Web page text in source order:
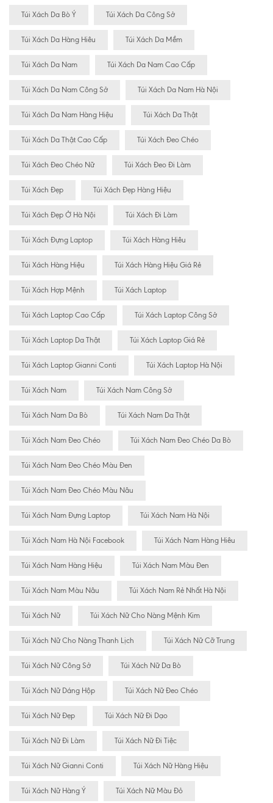
Túi Xách Da Bò Ý Túi Xách Da Công Sở
Túi Xách Da Hàng Hiêu Túi Xách Da Mềm
Túi Xách Da Nam Túi Xách Da Nam Cao Cấp
Túi Xách Da Nam Công Sở Túi Xách Da Nam Hà Nội
Túi Xách Da Nam Hàng Hiệu Túi Xách Da Thật
Túi Xách Da Thật Cao Cấp Túi Xách Đeo Chéo
Túi Xách Đeo Chéo Nữ Túi Xách Đeo Đi Làm
Túi Xách Đẹp Túi Xách Đẹp Hàng Hiệu
Túi Xách Đẹp Ở Hà Nội Túi Xách Đi Làm
Túi Xách Đựng Laptop Túi Xách Hàng Hiêu
Túi Xách Hàng Hiệu Túi Xách Hàng Hiệu Giá Rẻ
Túi Xách Hợp Mệnh Túi Xách Laptop
Túi Xách Laptop Cao Cấp Túi Xách Laptop Công Sở
Túi Xách Laptop Da Thật Túi Xách Laptop Giá Rẻ
Túi Xách Laptop Gianni Conti Túi Xách Laptop Hà Nội
Túi Xách Nam Túi Xách Nam Công Sở
Túi Xách Nam Da Bò Túi Xách Nam Da Thật
Túi Xách Nam Đeo Chéo Túi Xách Nam Đeo Chéo Da Bò
Túi Xách Nam Đeo Chéo Màu Đen
Túi Xách Nam Đeo Chéo Màu Nâu
Túi Xách Nam Đựng Laptop Túi Xách Nam Hà Nội
Túi Xách Nam Hà Nội Facebook Túi Xách Nam Hàng Hiêu
Túi Xách Nam Hàng Hiệu Túi Xách Nam Màu Đen
Túi Xách Nam Màu Nâu Túi Xách Nam Rẻ Nhất Hà Nội
Túi Xách Nữ Túi Xách Nữ Cho Nàng Mệnh Kim
Túi Xách Nữ Cho Nàng Thanh Lịch Túi Xách Nữ Cỡ Trung
Túi Xách Nữ Công Sở Túi Xách Nữ Da Bò
Túi Xách Nữ Dáng Hộp Túi Xách Nữ Đeo Chéo
Túi Xách Nữ Đẹp Túi Xách Nữ Đi Dạo
Túi Xách Nữ Đi Làm Túi Xách Nữ Đi Tiệc
Túi Xách Nữ Gianni Conti Túi Xách Nữ Hàng Hiệu
Túi Xách Nữ Hàng Ý Túi Xách Nữ Màu Đỏ